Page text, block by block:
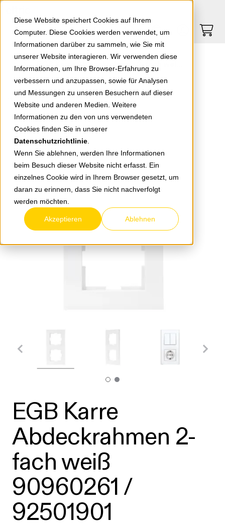
Diese Website speichert Cookies auf Ihrem
Computer. Diese Cookies werden verwendet, um
Informationen darüber zu sammeln, wie Sie mit
unserer Website interagieren. Wir verwenden diese
Informationen, um Ihre Browser-Erfahrung zu
verbessern und anzupassen, sowie für Analysen
und Messungen zu unseren Besuchern auf dieser
Website und anderen Medien. Weitere
Informationen zu den von uns verwendeten
Cookies finden Sie in unserer
Datenschutzrichtlinie
Wenn Sie ablehnen, werden Ihre Informationen
beim Besuch dieser Website nicht erfasst. Ein
einzelnes Cookie wird in Ihrem Browser gesetzt, um
daran zu erinnern, dass Sie nicht nachverfolgt
werden möchten.
Akzeptieren Ablehnen
Springe zu Hauptinhalt Springe zum Footer
0
zurück zur Übersicht
EGB Karre
Abdeckrahmen 2-
fach weiß
90960261 /
92501901